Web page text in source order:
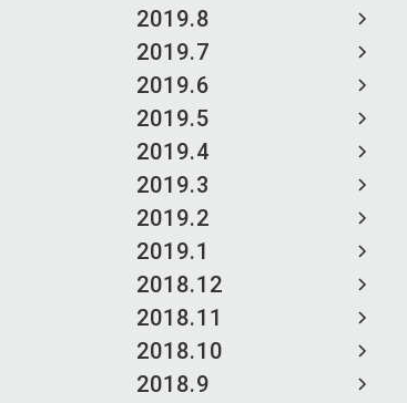
2019.8
2019.7
2019.6
2019.5
2019.4
2019.3
2019.2
2019.1
2018.12
2018.11
2018.10
2018.9